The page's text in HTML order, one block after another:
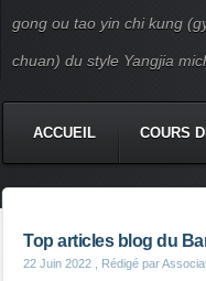
gong ou tao yin chi kung
chuan) du style Yangjia
ACCUEIL COURS
Top articles blog du
22 Juin 2022 , Rédigé par